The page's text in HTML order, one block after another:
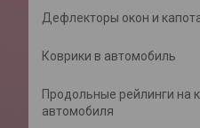
Дефлекторы окон и
Коврики в автомобиль
Продольные рейлинги на
автомобиля